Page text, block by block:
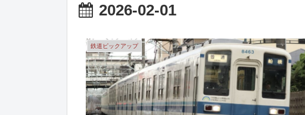
2026-02-01
鉄道ピックアップ